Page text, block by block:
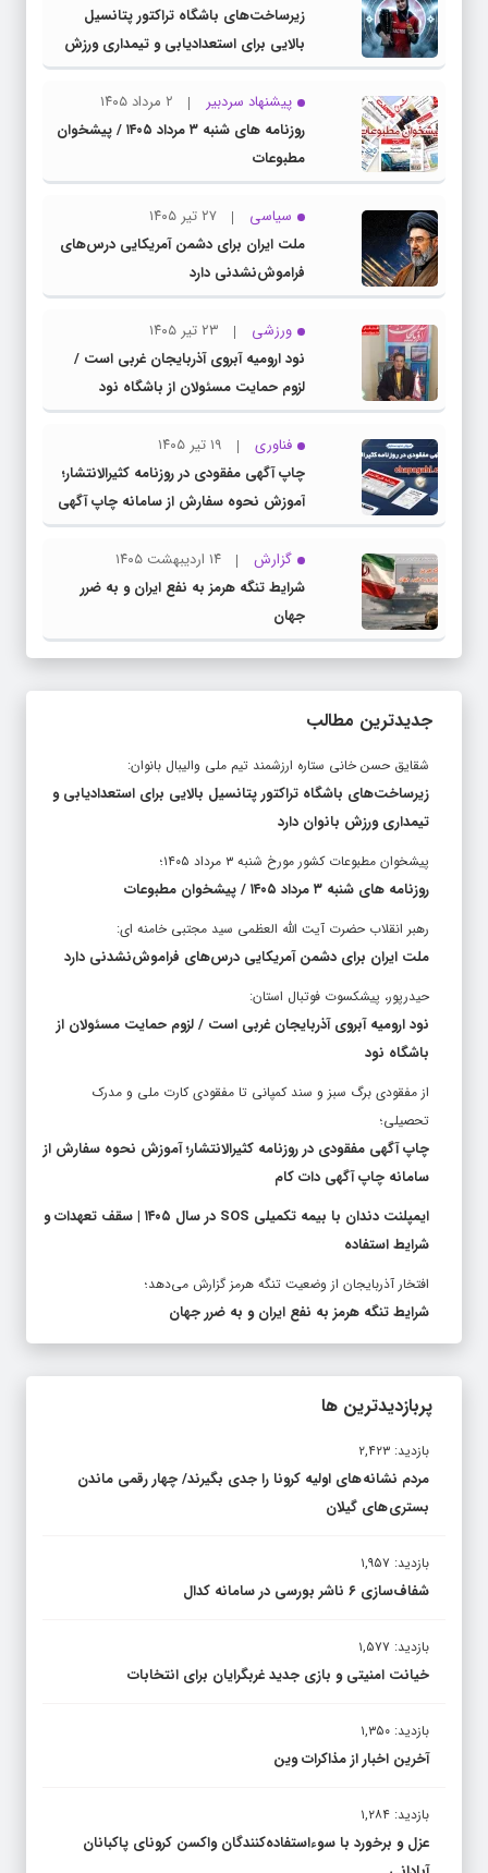
زیرساخت‌های باشگاه تراکتور پتانسیل
بالایی برای استعدادیابی و تیمداری ورزش
بانوان دارد
پیشنهاد سردبیر
۲ مرداد ۱۴۰۵
روزنامه های شنبه ۳ مرداد ۱۴۰۵ / پیشخوان
مطبوعات
سیاسی
۲۷ تیر ۱۴۰۵
ملت ایران برای دشمن آمریکایی درس‌های
فراموش‌نشدنی دارد
ورزشی
۲۳ تیر ۱۴۰۵
نود ارومیه آبروی آذربایجان غربی است /
لزوم حمایت مسئولان از باشگاه نود
فناوری
۱۹ تیر ۱۴۰۵
چاپ آگهی مفقودی در روزنامه کثیرالانتشار؛
آموزش نحوه سفارش از سامانه چاپ آگهی
دات کام
گزارش
۱۴ اردیبهشت ۱۴۰۵
شرایط تنگه هرمز به نفع ایران و به ضرر
جهان
جدیدترین مطالب
شقایق حسن خانی ستاره ارزشمند تیم ملی والیبال بانوان:
زیرساخت‌های باشگاه تراکتور پتانسیل بالایی برای استعدادیابی و
تیمداری ورزش بانوان دارد
پیشخوان مطبوعات کشور مورخ شنبه ۳ مرداد ۱۴۰۵؛
روزنامه های شنبه ۳ مرداد ۱۴۰۵ / پیشخوان مطبوعات
رهبر انقلاب حضرت آیت الله العظمی سید مجتبی خامنه ای:
ملت ایران برای دشمن آمریکایی درس‌های فراموش‌نشدنی دارد
حیدرپور، پیشکسوت فوتبال استان:
نود ارومیه آبروی آذربایجان غربی است / لزوم حمایت مسئولان از
باشگاه نود
از مفقودی برگ سبز و سند کمپانی تا مفقودی کارت ملی و مدرک
تحصیلی؛
چاپ آگهی مفقودی در روزنامه کثیرالانتشار؛ آموزش نحوه سفارش از
سامانه چاپ آگهی دات کام
ایمپلنت دندان با بیمه تکمیلی SOS در سال ۱۴۰۵ | سقف تعهدات و
شرایط استفاده
افتخار آذربایجان از وضعیت تنگه هرمز گزارش می‌دهد؛
شرایط تنگه هرمز به نفع ایران و به ضرر جهان
پربازدیدترین ها
بازدید: ۲,۴۲۳
مردم نشانه های اولیه کرونا را جدی بگیرند/ چهار رقمی ماندن
بستری های گیلان
بازدید: ۱,۹۵۷
شفاف‌سازی ۶ ناشر بورسی در سامانه کدال
بازدید: ۱,۵۷۷
خیانت امنیتی و بازی جدید غربگرایان برای انتخابات
بازدید: ۱,۳۵۰
آخرین اخبار از مذاکرات وین
بازدید: ۱,۲۸۴
عزل و برخورد با سوءاستفاده‌کنندگان واکسن کرونای پاکبانان